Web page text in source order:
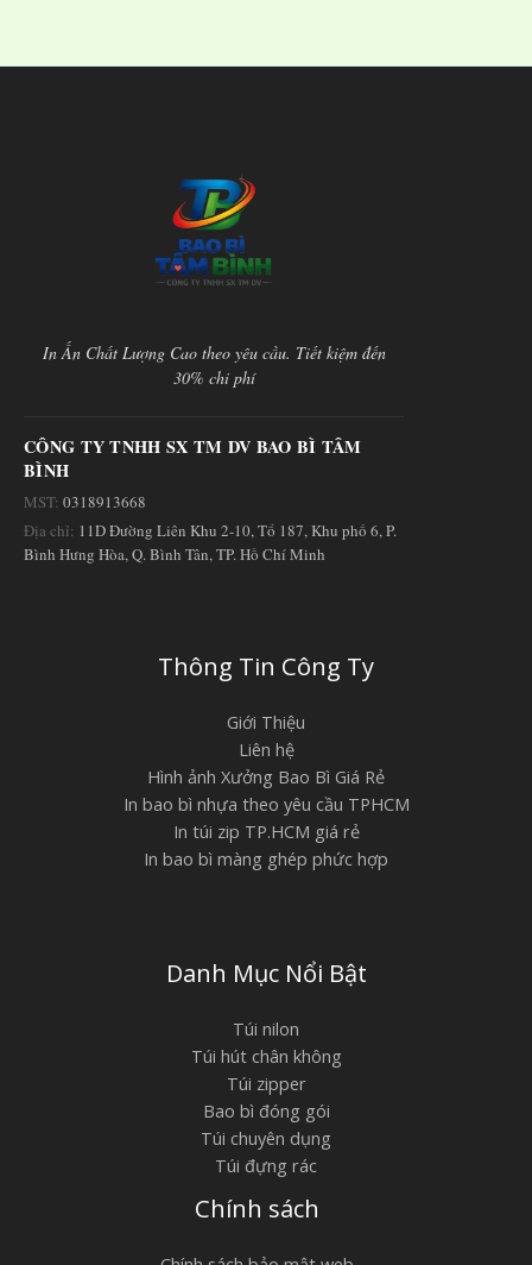
In Ấn Chất Lượng Cao theo yêu cầu. Tiết kiệm đến
30% chi phí
CÔNG TY TNHH SX TM DV BAO BÌ TÂM
BÌNH
MST: 0318913668
Địa chỉ: 11D Đường Liên Khu 2-10, Tổ 187, Khu phố 6, P.
Bình Hưng Hòa, Q. Bình Tân, TP. Hồ Chí Minh
Thông Tin Công Ty
Giới Thiệu
Liên hệ
Hình ảnh Xưởng Bao Bì Giá Rẻ
In bao bì nhựa theo yêu cầu TPHCM
In túi zip TP.HCM giá rẻ
In bao bì màng ghép phức hợp
Danh Mục Nổi Bật
Túi nilon
Túi hút chân không
Túi zipper
Bao bì đóng gói
Túi chuyên dụng
Túi đựng rác
Chính sách